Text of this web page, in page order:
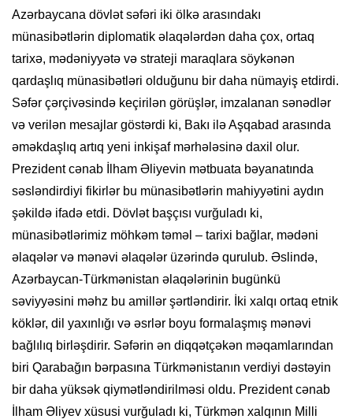
Azərbaycana dövlət səfəri iki ölkə arasındakı
münasibətlərin diplomatik əlaqələrdən daha çox, ortaq
tarixə, mədəniyyətə və strateji maraqlara söykənən
qardaşlıq münasibətləri olduğunu bir daha nümayiş etdirdi.
Səfər çərçivəsində keçirilən görüşlər, imzalanan sənədlər
və verilən mesajlar göstərdi ki, Bakı ilə Aşqabad arasında
əməkdaşlıq artıq yeni inkişaf mərhələsinə daxil olur.
Prezident cənab İlham Əliyevin mətbuata bəyanatında
səsləndirdiyi fikirlər bu münasibətlərin mahiyyətini aydın
şəkildə ifadə etdi. Dövlət başçısı vurğuladı ki,
münasibətlərimiz möhkəm təməl – tarixi bağlar, mədəni
əlaqələr və mənəvi əlaqələr üzərində qurulub. Əslində,
Azərbaycan-Türkmənistan əlaqələrinin bugünkü
səviyyəsini məhz bu amillər şərtləndirir. İki xalqı ortaq etnik
köklər, dil yaxınlığı və əsrlər boyu formalaşmış mənəvi
bağlılıq birləşdirir. Səfərin ən diqqətçəkən məqamlarından
biri Qarabağın bərpasına Türkmənistanın verdiyi dəstəyin
bir daha yüksək qiymətləndirilməsi oldu. Prezident cənab
İlham Əliyev xüsusi vurğuladı ki, Türkmən xalqının Milli